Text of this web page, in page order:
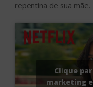
repentina de sua mãe.
Clique
marketing